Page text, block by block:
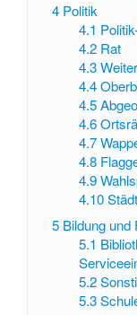
4 Politik
4.1
4.2 Rat
4.3
4.4
4.5
4.6
4.7
4.8
4.9
4.10
5 Bildung und
5.1
5.2
5.3